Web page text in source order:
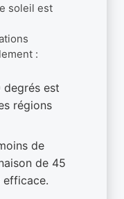
soleil est
:
degrés est
régions
de
de 45
efficace.